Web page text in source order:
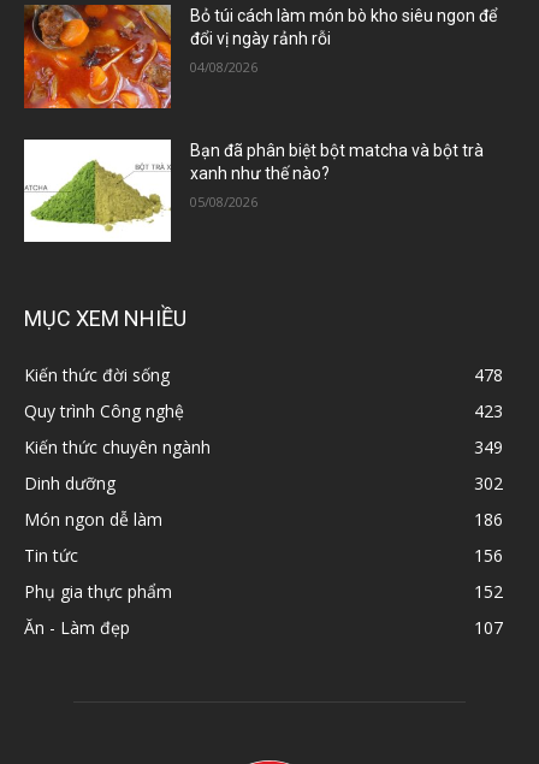
Bỏ túi cách làm món bò kho siêu ngon để
đổi vị ngày rảnh rỗi
04/08/2026
Bạn đã phân biệt bột matcha và bột trà
xanh như thế nào?
05/08/2026
MỤC XEM NHIỀU
Kiến thức đời sống
478
Quy trình Công nghệ
423
Kiến thức chuyên ngành
349
Dinh dưỡng
302
Món ngon dễ làm
186
Tin tức
156
Phụ gia thực phẩm
152
Ăn - Làm đẹp
107